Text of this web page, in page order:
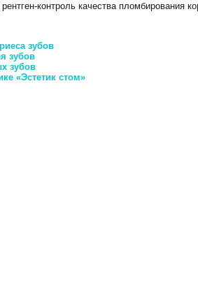
контроль качества пломбирования
зубов
зубов
зубов
«Эстетик стом»